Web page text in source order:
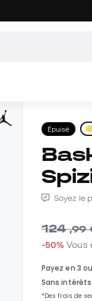
Épuisé
Baskets Jordan
Soyez le
124,99
-50% Vous